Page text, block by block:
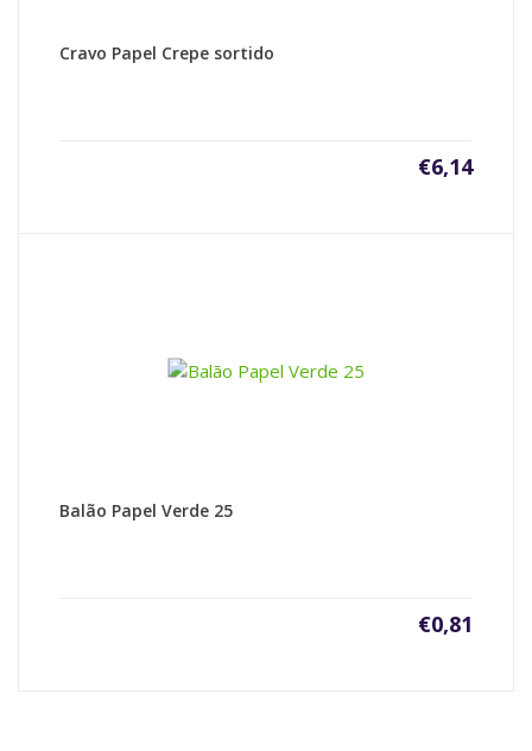
Cravo Papel Crepe sortido
€6,14
Balão Papel Verde 25
€0,81